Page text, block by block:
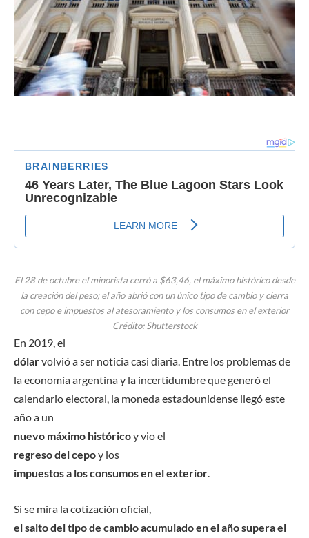
El 28 de octubre el minorista cerró a $63,46, el máximo histórico desde
la creación del peso; el año abrió con un único tipo de cambio y cierra
con cepo e impuestos al atesoramiento y los consumos en el exterior
Crédito: Shutterstock
En 2019, el
dólarvolvió a ser noticia casi diaria. Entre los problemas de
la economía argentina y la incertidumbre que generó el
calendario electoral, la moneda estadounidense llegó este
año a un
nuevo máximo históricoy vio el
regreso del cepoy los
impuestos a los consumos en el exterior.
Si se mira la cotización oficial,
el salto del tipo de cambio acumulado en el año supera el